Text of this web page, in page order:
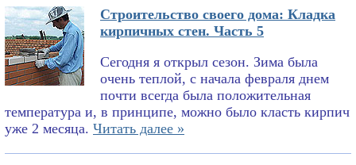
Строительство своего дома: Кладка
кирпичных стен. Часть 5
Сегодня я открыл сезон. Зима была
очень теплой, с начала февраля днем
почти всегда была положительная
температура и, в принципе, можно было класть кирпич
уже 2 месяца. Читать далее »